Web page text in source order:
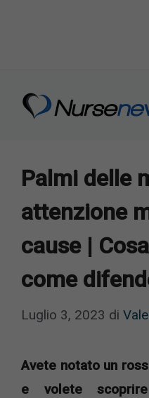
Palmi delle
attenzione
cause |
come
Luglio 3, 2023 di
Avete notato un
e volete